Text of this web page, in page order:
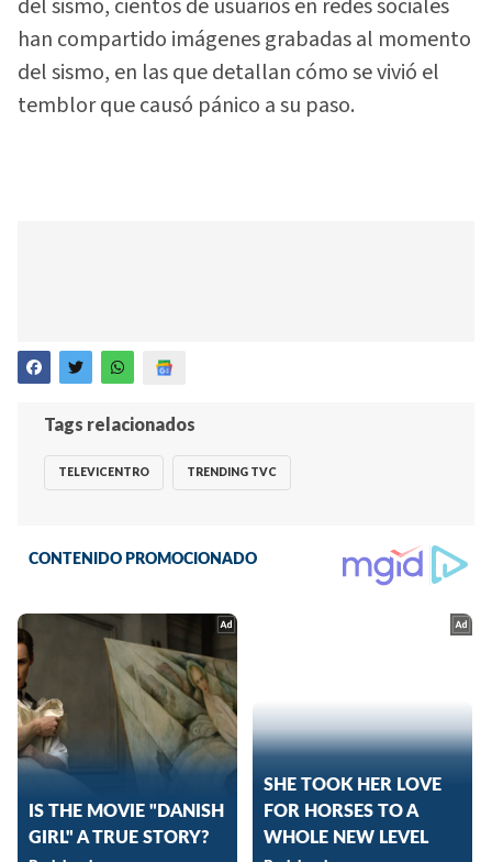
han compartido imágenes grabadas al momento
del sismo, en las que detallan cómo se vivió el
temblor que causó pánico a su paso.
Tags relacionados
TELEVICENTRO TRENDING TVC